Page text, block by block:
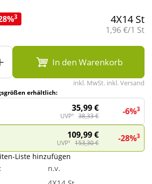
3 4X14 St
Grundpreis:
1,96 €/1 St
In den Warenkorb
inkl. MwSt. inkl. Versand
erhältlich:
35,99 €
UVP¹ 38,33 € -6%3
109,99 €
UVP¹ 153,30 € -28%3
Liste hinzufügen
n.v.